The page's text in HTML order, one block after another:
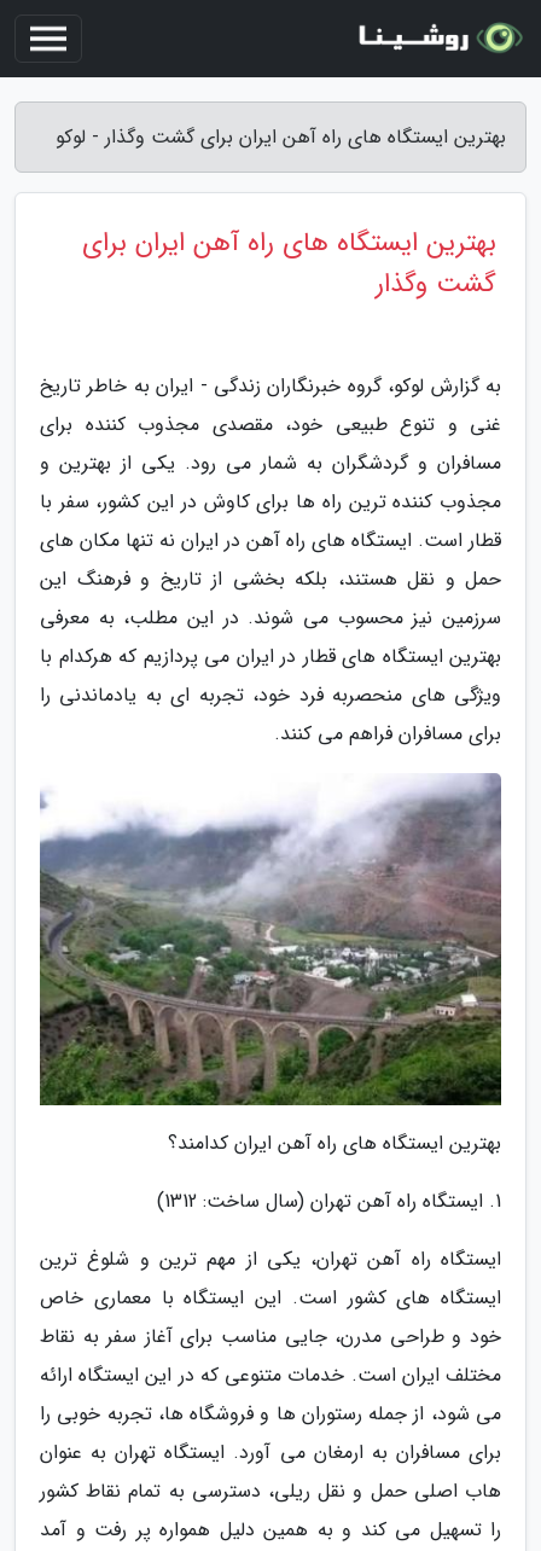
بهترین ایستگاه های راه آهن ایران برای گشت وگذار - لوکو
بهترین ایستگاه های راه آهن ایران برای
گشت وگذار
به گزارش لوکو، گروه خبرنگاران زندگی - ایران به خاطر تاریخ
غنی و تنوع طبیعی خود، مقصدی مجذوب کننده برای
مسافران و گردشگران به شمار می رود. یکی از بهترین و
مجذوب کننده ترین راه ها برای کاوش در این کشور، سفر با
قطار است. ایستگاه های راه آهن در ایران نه تنها مکان های
حمل و نقل هستند، بلکه بخشی از تاریخ و فرهنگ این
سرزمین نیز محسوب می شوند. در این مطلب، به معرفی
بهترین ایستگاه های قطار در ایران می پردازیم که هرکدام با
ویژگی های منحصربه فرد خود، تجربه ای به یادماندنی را
برای مسافران فراهم می کنند.
بهترین ایستگاه های راه آهن ایران کدامند؟
1. ایستگاه راه آهن تهران (سال ساخت: 1312)
ایستگاه راه آهن تهران، یکی از مهم ترین و شلوغ ترین
ایستگاه های کشور است. این ایستگاه با معماری خاص
خود و طراحی مدرن، جایی مناسب برای آغاز سفر به نقاط
مختلف ایران است. خدمات متنوعی که در این ایستگاه ارائه
می شود، از جمله رستوران ها و فروشگاه ها، تجربه خوبی را
برای مسافران به ارمغان می آورد. ایستگاه تهران به عنوان
هاب اصلی حمل و نقل ریلی، دسترسی به تمام نقاط کشور
را تسهیل می کند و به همین دلیل همواره پر رفت و آمد